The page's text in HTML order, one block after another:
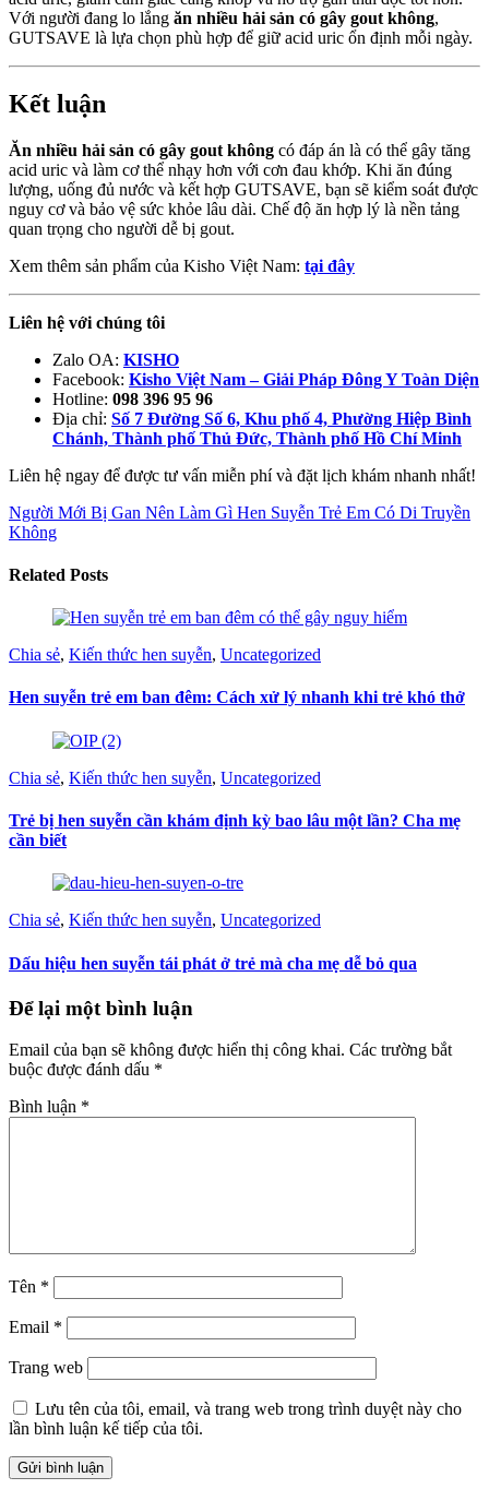
Với người đang lo lắng ăn nhiều hải sản có gây gout không,
GUTSAVE là lựa chọn phù hợp để giữ acid uric ổn định mỗi ngày.
Kết luận
Ăn nhiều hải sản có gây gout không có đáp án là có thể gây tăng
acid uric và làm cơ thể nhạy hơn với cơn đau khớp. Khi ăn đúng
lượng, uống đủ nước và kết hợp GUTSAVE, bạn sẽ kiểm soát được
nguy cơ và bảo vệ sức khỏe lâu dài. Chế độ ăn hợp lý là nền tảng
quan trọng cho người dễ bị gout.
Xem thêm sản phẩm của Kisho Việt Nam: tại đây
Liên hệ với chúng tôi
Zalo OA: KISHO
Facebook: Kisho Việt Nam – Giải Pháp Đông Y Toàn Diện
Hotline: 098 396 95 96
Địa chỉ: Số 7 Đường Số 6, Khu phố 4, Phường Hiệp Bình
Chánh, Thành phố Thủ Đức, Thành phố Hồ Chí Minh
Liên hệ ngay để được tư vấn miễn phí và đặt lịch khám nhanh nhất!
Người Mới Bị Gan Nên Làm Gì Hen Suyễn Trẻ Em Có Di Truyền
Không
Related Posts
Chia sẻ, Kiến thức hen suyễn, Uncategorized
Hen suyễn trẻ em ban đêm: Cách xử lý nhanh khi trẻ khó thở
Chia sẻ, Kiến thức hen suyễn, Uncategorized
Trẻ bị hen suyễn cần khám định kỳ bao lâu một lần? Cha mẹ
cần biết
Chia sẻ, Kiến thức hen suyễn, Uncategorized
Dấu hiệu hen suyễn tái phát ở trẻ mà cha mẹ dễ bỏ qua
Để lại một bình luận
Email của bạn sẽ không được hiển thị công khai. Các trường bắt
buộc được đánh dấu *
Bình luận *
Tên *
Email *
Trang web
Lưu tên của tôi, email, và trang web trong trình duyệt này cho
lần bình luận kế tiếp của tôi.